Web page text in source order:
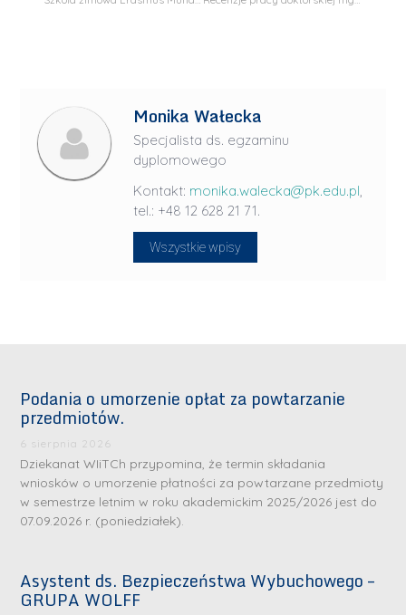
Monika Wałecka
Specjalista ds. egzaminu
dyplomowego
Kontakt: monika.walecka@pk.edu.pl,
tel.: +48 12 628 21 71.
Wszystkie wpisy
Podania o umorzenie opłat za powtarzanie
przedmiotów.
6 sierpnia 2026
Dziekanat WIiTCh przypomina, że termin składania
wniosków o umorzenie płatności za powtarzane przedmioty
w semestrze letnim w roku akademickim 2025/2026 jest do
07.09.2026 r. (poniedziałek).
Asystent ds. Bezpieczeństwa Wybuchowego –
GRUPA WOLFF